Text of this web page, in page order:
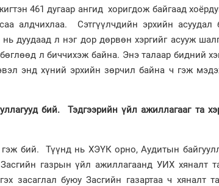
461 дугаар ангид хоригдож байгаад
алдчихлаа. Сэтгүүлчдийн эрхийн асуудал
дуудаад л нэг дор дөрвөн хэргийг асууж
л биччихэж байна. Энэ талаар бидний
энд хүний эрхийн зөрчил байна ч гэж
бий. Тэдгээрийн үйл ажиллагааг та
гэж бий. Түүнд нь ХЭҮК орно, Аудитын
газрын үйл ажиллагаанд УИХ хяналт
засаглал буюу Засгийн газартаа ч хяналт